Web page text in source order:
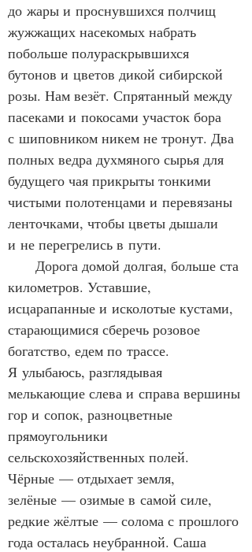
до жары и проснувшихся полчищ
жужжащих насекомых набрать
побольше полураскрывшихся
бутонов и цветов дикой сибирской
розы. Нам везёт. Спрятанный между
пасеками и покосами участок бора
с шиповником никем не тронут. Два
полных ведра духмяного сырья для
будущего чая прикрыты тонкими
чистыми полотенцами и перевязаны
ленточками, чтобы цветы дышали
и не перегрелись в пути.
Дорога домой долгая, больше ста
километров. Уставшие,
исцарапанные и исколотые кустами,
старающимися сберечь розовое
богатство, едем по трассе.
Я улыбаюсь, разглядывая
мелькающие слева и справа вершины
гор и сопок, разноцветные
прямоугольники
сельскохозяйственных полей.
Чёрные — отдыхает земля,
зелёные — озимые в самой силе,
редкие жёлтые — солома с прошлого
года осталась неубранной. Саша